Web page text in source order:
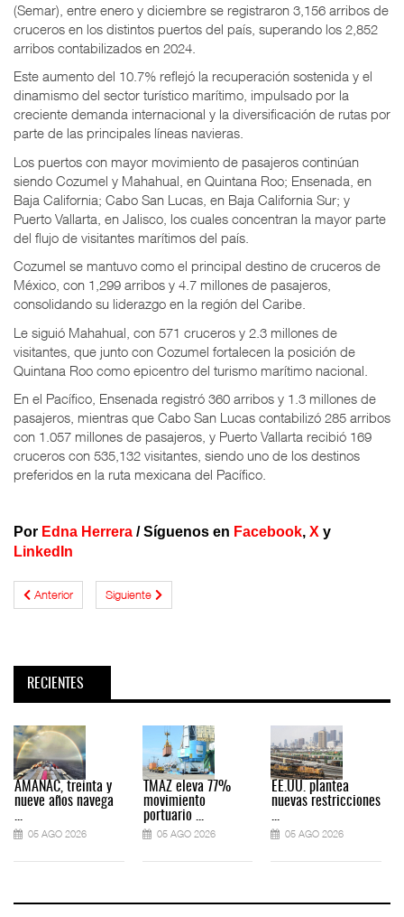
(Semar), entre enero y diciembre se registraron 3,156 arribos de
cruceros en los distintos puertos del país, superando los 2,852
arribos contabilizados en 2024.
Este aumento del 10.7% reflejó la recuperación sostenida y el
dinamismo del sector turístico marítimo, impulsado por la
creciente demanda internacional y la diversificación de rutas por
parte de las principales líneas navieras.
Los puertos con mayor movimiento de pasajeros continúan
siendo Cozumel y Mahahual, en Quintana Roo; Ensenada, en
Baja California; Cabo San Lucas, en Baja California Sur; y
Puerto Vallarta, en Jalisco, los cuales concentran la mayor parte
del flujo de visitantes marítimos del país.
Cozumel se mantuvo como el principal destino de cruceros de
México, con 1,299 arribos y 4.7 millones de pasajeros,
consolidando su liderazgo en la región del Caribe.
Le siguió Mahahual, con 571 cruceros y 2.3 millones de
visitantes, que junto con Cozumel fortalecen la posición de
Quintana Roo como epicentro del turismo marítimo nacional.
En el Pacífico, Ensenada registró 360 arribos y 1.3 millones de
pasajeros, mientras que Cabo San Lucas contabilizó 285 arribos
con 1.057 millones de pasajeros, y Puerto Vallarta recibió 169
cruceros con 535,132 visitantes, siendo uno de los destinos
preferidos en la ruta mexicana del Pacífico.
Por Edna Herrera /Síguenos en Facebook, X y
LinkedIn
Anterior Siguiente
RECIENTES
AMANAC, treinta y
nueve años navega
05 AGO 2026
TMAZ eleva 77%
movimiento
portuario ...
05 AGO 2026
EE.UU. plantea
nuevas restricciones
05 AGO 2026